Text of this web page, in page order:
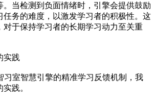
。当检测到负面情绪时，引擎会提供鼓励
任务的难度，以激发学习者的积极性。这
对于保持学习者的长期学习动力至关重
实践
习室智慧引擎的精准学习反馈机制，我
践。